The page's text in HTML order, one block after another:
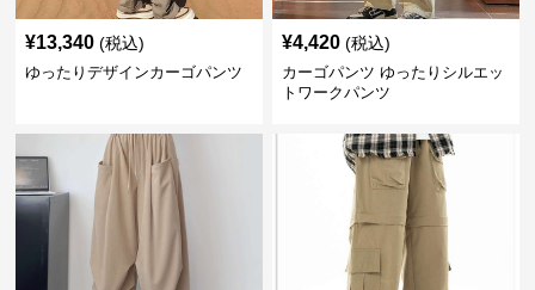
¥13,340 (税込)
ゆったりデザインカーゴパンツ
¥4,420 (税込)
カーゴパンツ ゆったりシルエッ
トワークパンツ